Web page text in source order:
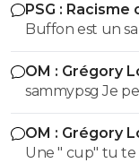
PSG :
Buffon est un
cetait pas un
OM : Grégory
sammypsg Je
700 M
OM : Grégory
Une "